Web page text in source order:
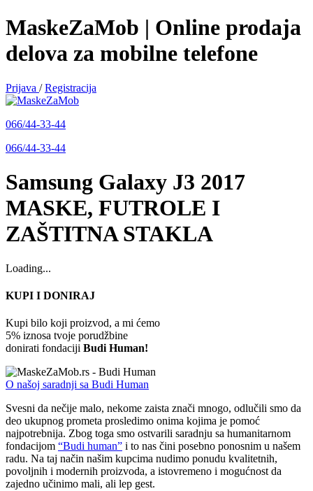
MaskeZaMob | Online prodaja
delova za mobilne telefone
Prijava / Registracija
066/44-33-44
066/44-33-44
Samsung Galaxy J3 2017
MASKE, FUTROLE I
ZAŠTITNA STAKLA
Loading...
KUPI I DONIRAJ
Kupi bilo koji proizvod, a mi ćemo
5% iznosa tvoje porudžbine
donirati fondaciji Budi Human!
O našoj saradnji sa Budi Human
Svesni da nečije malo, nekome zaista znači mnogo, odlučili smo da
deo ukupnog prometa prosledimo onima kojima je pomoć
najpotrebnija. Zbog toga smo ostvarili saradnju sa humanitarnom
fondacijom “Budi human” i to nas čini posebno ponosnim u našem
radu. Na taj način našim kupcima nudimo ponudu kvalitetnih,
povoljnih i modernih proizvoda, a istovremeno i mogućnost da
zajedno učinimo mali, ali lep gest.